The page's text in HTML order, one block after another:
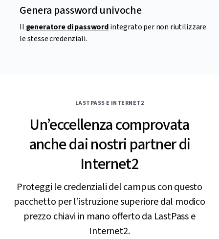
Genera password univoche
Il generatore di passwordintegrato per non riutilizzare
le stesse credenziali.
LASTPASS E INTERNET2
Un’eccellenza comprovata
anche dai nostri partner di
Internet2
Proteggi le credenziali del campus con questo
pacchetto per l’istruzione superiore dal modico
prezzo chiavi in mano offerto da LastPass e
Internet2.